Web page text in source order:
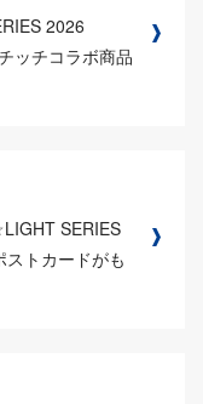
2026
ッチコラボ商品
SERIES
トカードがも